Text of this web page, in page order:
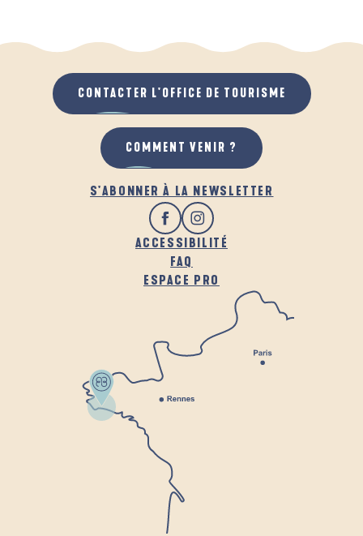
QUAND IL PLEUT
AU GRAND AIR
S'ABONNER À LA NEWSLETTER
ACCESSIBILITÉ
FAQ
ESPACE PRO
CONTACTER L'OFFICE DE TOURISME
COMMENT VENIR ?